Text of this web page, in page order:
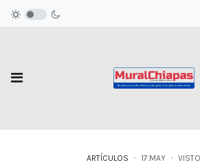
ARTÍCULOS 17.MAY